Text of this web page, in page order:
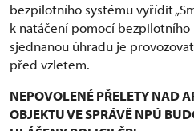
bezpilotního systému vyřídit
k natáčení pomocí bezpilotního
sjednanou úhradu je
před vzletem.
NEPOVOLENÉ PŘELETY NAD
OBJEKTU VE SPRÁVĚ NPÚ